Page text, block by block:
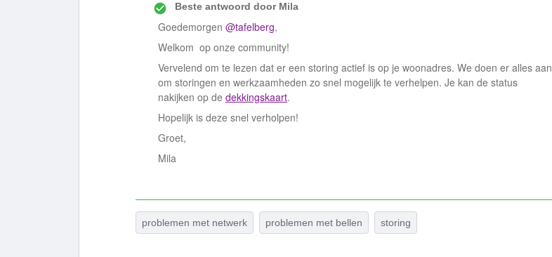
Beste antwoord doorMila
Goedemorgen @tafelberg,
Welkom op onze community!
Vervelend om te lezen dat er een storing actief is op je woonadres. We doen er alles aan
om storingen en werkzaamheden zo snel mogelijk te verhelpen. Je kan de status
nakijken op de dekkingskaart.
Hopelijk is deze snel verholpen!
Groet,
Mila
problemen met netwerk problemen met bellen storing